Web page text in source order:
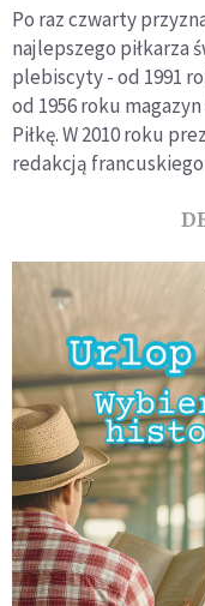
Po raz czwarty
najlepszego piłkarza
plebiscyty - od 1991
od 1956 roku
Piłkę. W 2010 roku
redakcją